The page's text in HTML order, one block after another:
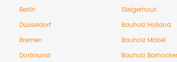
Berlin
Düsseldorf
Bremen
Dortmund
Steigerhout
Bauholz Holland
Bauholz Möbel
Bauholz